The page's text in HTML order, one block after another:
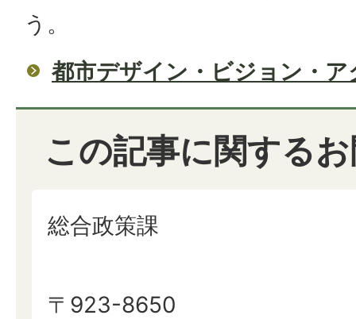
う。
都市デザイン・ビジョン・
この記事に関する
総合政策課
〒923-8650